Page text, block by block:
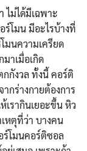
ไม่ได้มีเฉพาะ
ร์โมน มีอะไรบ้างที่
มนความเครียด
าเมื่อเกิด
กังวล ทั้งนี้ คอร์ติ
กร่างกายต้องการ
เรากินเยอะขึ้น หิว
หตุที่ว่า บางคน
ร์โมนคอร์ติซอล